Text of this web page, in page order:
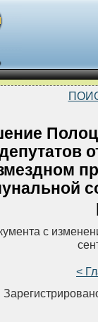
с
<